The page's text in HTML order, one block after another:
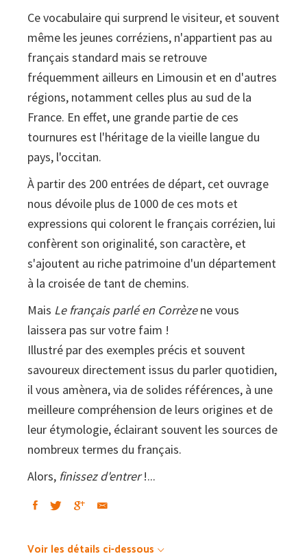
Ce vocabulaire qui surprend le visiteur, et souvent
même les jeunes corréziens, n'appartient pas au
français standard mais se retrouve
fréquemment ailleurs en Limousin et en d'autres
régions, notamment celles plus au sud de la
France. En effet, une grande partie de ces
tournures est l'héritage de la vieille langue du
pays, l'occitan.
À partir des 200 entrées de départ, cet ouvrage
nous dévoile plus de 1000 de ces mots et
expressions qui colorent le français corrézien, lui
confèrent son originalité, son caractère, et
s'ajoutent au riche patrimoine d'un département
à la croisée de tant de chemins.
Mais Le français parlé en Corrèzene vous
laissera pas sur votre faim !
Illustré par des exemples précis et souvent
savoureux directement issus du parler quotidien,
il vous amènera, via de solides références, à une
meilleure compréhension de leurs origines et de
leur étymologie, éclairant souvent les sources de
nombreux termes du français.
Alors, finissez d'entrer!...
Voir les détails ci-dessous